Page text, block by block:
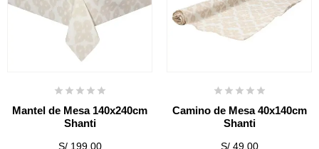
Mantel de Mesa 140x240cm
Shanti
S/199.00
Camino de Mesa 40x140cm
Shanti
S/49.00